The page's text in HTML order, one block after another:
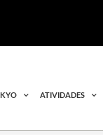
ATIVIDADES